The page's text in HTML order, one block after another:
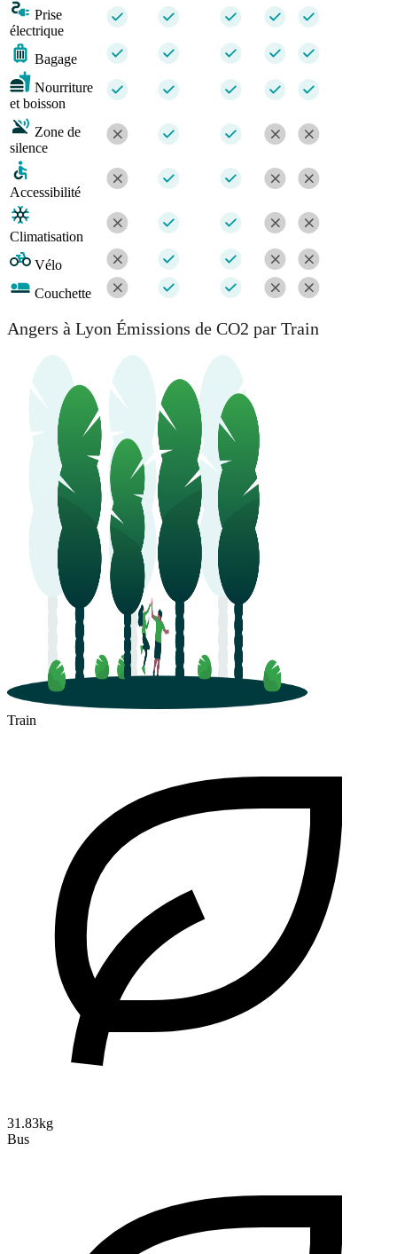
Prise
électrique
Bagage
Nourriture
et boisson
Zone de
silence
Accessibilité
Climatisation
Vélo
Couchette
Angers à Lyon Émissions de CO2 par Train
Train
31.83kg
Bus